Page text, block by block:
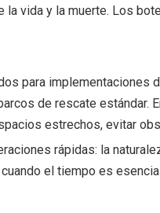
vida y la muerte. Los
para implementaciones
de rescate
estrechos, evitar
rápidas: la
el tiempo es